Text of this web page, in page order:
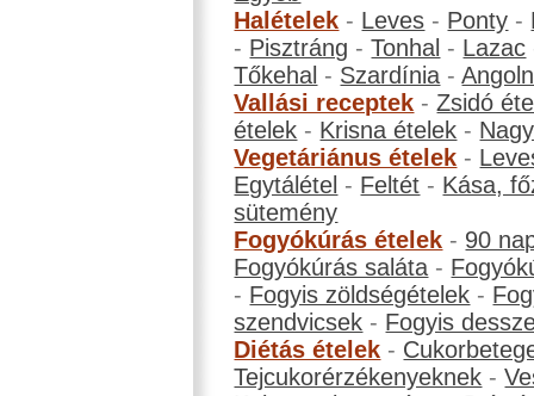
Halételek - Leves - Ponty -
- Pisztráng -Tonhal - Lazac
Tőkehal - Szardínia -
Vallási receptek -Zsidó
ételek - Krisna ételek -
Vegetáriánus ételek -
Egytálétel - Feltét - Kása,
sütemény
Fogyókúrás ételek - 90
Fogyókúrás saláta -
- Fogyis zöldségételek -
szendvicsek - Fogyis
Diétás ételek -
Tejcukorérzékenyeknek -